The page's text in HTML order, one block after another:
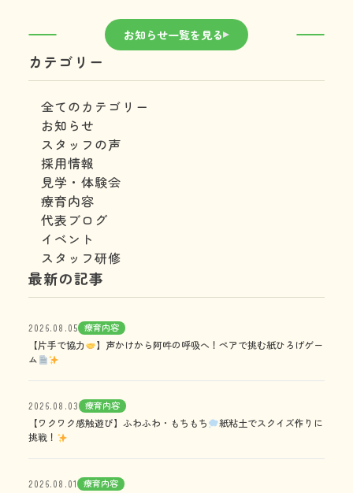
お知らせ一覧を見る
カテゴリー
全てのカテゴリー
お知らせ
スタッフの声
採用情報
見学・体験会
療育内容
代表ブログ
イベント
スタッフ研修
最新の記事
2026.08.05 療育内容
【片手で協力
】声かけから阿吽の呼吸へ！ペアで挑む紙ひろげゲー
ム
2026.08.03 療育内容
【ワクワク感触遊び】ふわふわ・もちもち
紙粘土でスクイズ作りに
挑戦！
2026.08.01 療育内容